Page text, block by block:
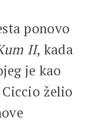
ponovo
II, kada
je kao
želio